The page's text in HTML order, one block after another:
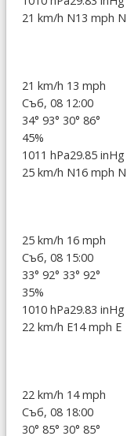
21 km/h N13 mph N
21 km/h 13 mph
Съб, 08 12:00
34° 93° 30° 86°
45%
1011 hPa29.85 inHg
25 km/h N16 mph N
25 km/h 16 mph
Съб, 08 15:00
33° 92° 33° 92°
35%
1010 hPa29.83 inHg
22 km/h E14 mph E
22 km/h 14 mph
Съб, 08 18:00
30° 85° 30° 85°